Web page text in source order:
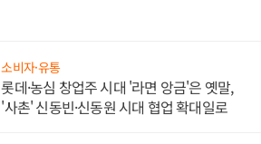
소비자·유통
롯데·농심 창업주 시대 '라면 앙금'은 옛말,
'사촌' 신동빈·신동원 시대 협업 확대일로